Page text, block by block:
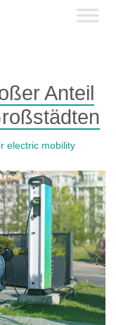
Anteil
electric mobility